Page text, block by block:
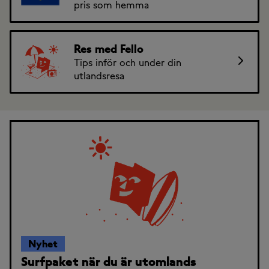
pris som hemma
Res med Fello
Tips inför och under din
utlandsresa
Nyhet
Surfpaket när du är utomlands